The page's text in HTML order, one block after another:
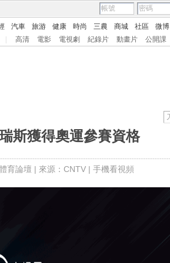
汽車 旅游 健康 時尚 三農 商城 社區 微博
高清 電影 電視劇 紀錄片 動畫片 公開課
斯獲得奧運參賽資格
育論壇 | 來源：CNTV | 手機看視頻